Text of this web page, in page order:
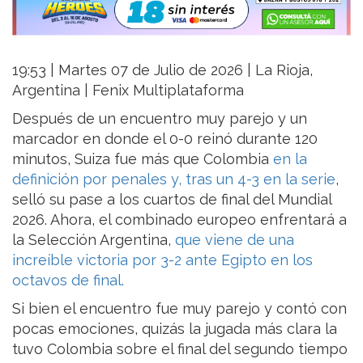
19:53 | Martes 07 de Julio de 2026 | La Rioja,
Argentina | Fenix Multiplataforma
Después de un encuentro muy parejo y un
marcador en donde el 0-0 reinó durante 120
minutos, Suiza fue más que Colombia en la
definición por penales y, tras un 4-3 en la serie,
selló su pase a los cuartos de final del Mundial
2026. Ahora, el combinado europeo enfrentará a
la Selección Argentina, que viene de una
increíble victoria por 3-2 ante Egipto en los
octavos de final.
Si bien el encuentro fue muy parejo y contó con
pocas emociones, quizás la jugada más clara la
tuvo Colombia sobre el final del segundo tiempo